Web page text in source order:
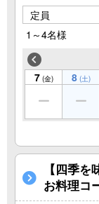
定員
1～4名様
7 (金) 8 (土)
【四季
お料理コ